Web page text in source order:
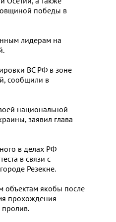
победы в
лидерам на
ВС РФ в зоне
сообщили в
национальной
заявил глава
в делах РФ
в связи с
Резекне.
якобы после
прохождения
пролив.